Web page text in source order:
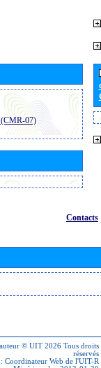
(CMR-07)
Contacts
© UIT 2026 Tous droits
réservés
Coordinateur Web de l'UIT-R